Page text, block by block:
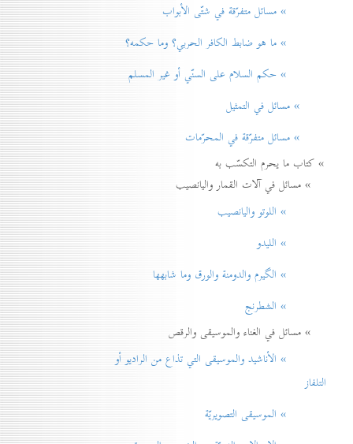
» مسائل متفرّقة في شتّی الأبواب
» ما هو ضابط الكافر الحربي؟ وما حكمه؟
» حكم السلام علی السنّي أو غير المسلم
» مسائل في التمثيل
» مسائل متفرّقة في المحرّمات
» كتاب ما يحرم التكسّب به
» مسائل في آلات القمار واليانصيب
» اللوتو واليانصيب
» الليدو
» الگيرم والدومنة والورق وما شابهها
» الشطرنج
» مسائل في الغناء والموسيقى والرقص
» الأناشيد والموسيقی التي تذاع من الراديو أو
التلفاز
» الموسيقى التصويريّة